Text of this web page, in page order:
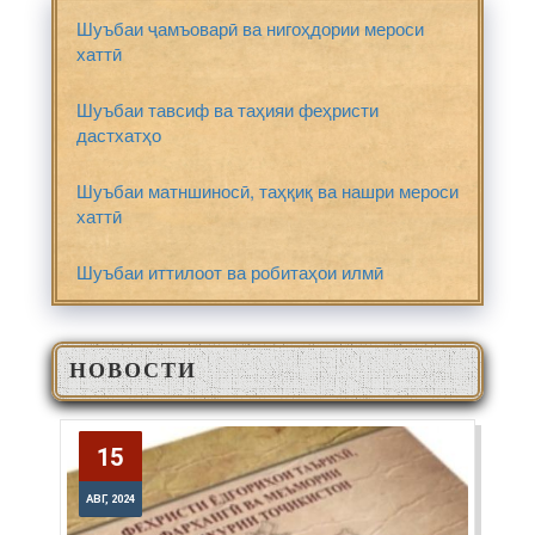
Шуъбаи ҷамъоварӣ ва нигоҳдории мероси
хаттӣ
Шуъбаи тавсиф ва таҳияи феҳристи
дастхатҳо
Шуъбаи матншиносӣ, таҳқиқ ва нашри мероси
хаттӣ
Шуъбаи иттилоот ва робитаҳои илмӣ
НОВОСТИ
15
АВГ, 2024
15
АВГ, 2024